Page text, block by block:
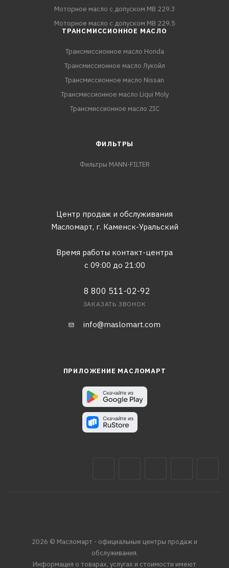
Моторное масло с допуском MB 229.3
Моторное масло с допуском MB 229.5
ТРАНСМИССИОННОЕ МАСЛО
Трансмиссионное масло Honda
Трансмиссионное масло Лукойл
Трансмиссионное масло Nissan
Трансмиссионное масло Liqui Moly
Трансмиссионное масло ZIC
ФИЛЬТРЫ
Фильтры MANN-FILTER
Центр продаж и обслуживания
Масломарт, г. Каменск-Уральский
Время работы контакт-центра
с 09:00 до 21:00
8 800 511-02-92
ЗАКАЗАТЬ ЗВОНОК
info@maslomart.com
ПРИЛОЖЕНИЕ МАСЛОМАРТ
2026 © Масломарт - официальные центры продаж и
обслуживания.
Информация о товарах, услугах и стоимости имеют